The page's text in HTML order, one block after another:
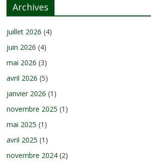
Archives
juillet 2026 (4)
juin 2026 (4)
mai 2026 (3)
avril 2026 (5)
janvier 2026 (1)
novembre 2025 (1)
mai 2025 (1)
avril 2025 (1)
novembre 2024 (2)